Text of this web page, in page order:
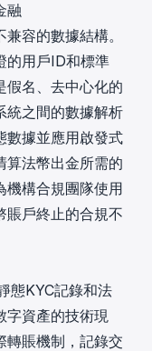
融
容的數據結構。
的用戶ID和標準
假名、去中心化的
統之間的數據解析
數據並應用啟發式
算法幣出金所需的
機構合規團隊使用
賬戶終止的合規不
態KYC記錄和法
字資產的技術現
轉賬機制，記錄交